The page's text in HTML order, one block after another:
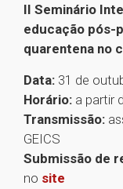
II Seminário
educação pós-
quarentena no
Data: 31 de
Horário: a partir
Transmissão:
GEICS
Submissão de
no site